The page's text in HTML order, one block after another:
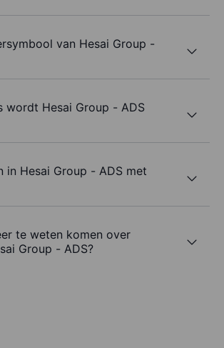
van Hesai Group -
wordt Hesai Group - ADS
in Hesai Group - ADS met
te weten komen over
Group - ADS?